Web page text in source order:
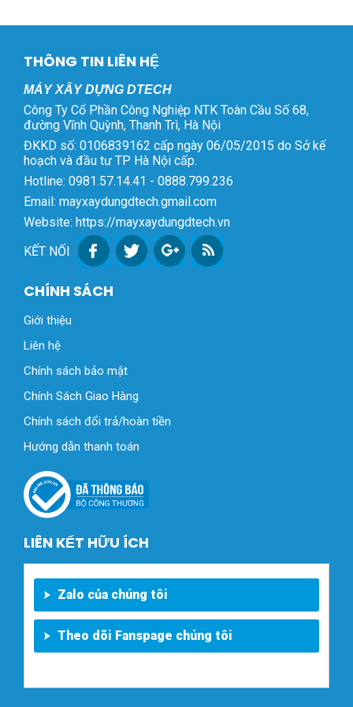
THÔNG TIN LIÊN HỆ
MÁY XÂY DỰNG DTECH
Công Ty Cổ Phần Công Nghiệp NTK Toàn Cầu Số 68,
đường Vĩnh Quỳnh, Thanh Trì, Hà Nội
ĐKKD số: 0106839162 cấp ngày 06/05/2015 do Sở kế
hoạch và đầu tư TP Hà Nội cấp.
Hotline: 0981.57.14.41 - 0888.799.236
Email: mayxaydungdtech.gmail.com
Website: https://mayxaydungdtech.vn
KẾT NỐI
CHÍNH SÁCH
Giới thiệu
Liên hệ
Chính sách bảo mật
Chính Sách Giao Hàng
Chính sách đổi trả/hoàn tiền
Hướng dẫn thanh toán
LIÊN KẾT HỮU ÍCH
Zalo của chúng tôi
Theo dõi Fanspage chúng tôi